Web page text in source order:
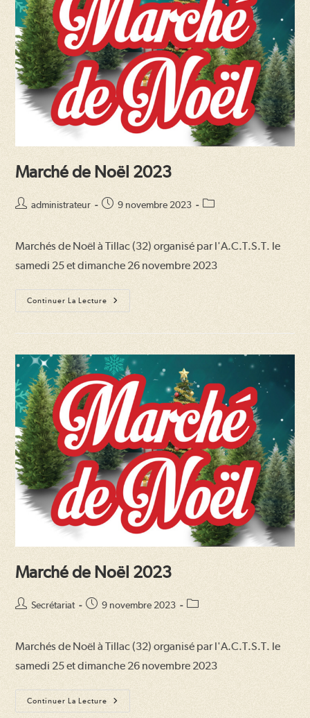
Marché de Noël 2023
Auteur/autrice
publication :
administrateur
Publication
9 novembre 2023
Post
Marchés de Noël à Tillac (32) organisé par l'A.C.T.S.T. le
samedi 25 et dimanche 26 novembre 2023
Continuer La Lecture
Marché
De
Marché de Noël 2023
Auteur/autrice
publication :
Secrétariat
Publication
9 novembre 2023
Post
Marchés de Noël à Tillac (32) organisé par l'A.C.T.S.T. le
samedi 25 et dimanche 26 novembre 2023
Continuer La Lecture
Marché
De